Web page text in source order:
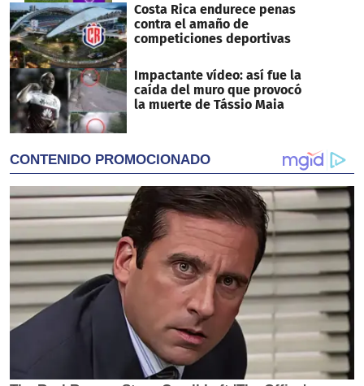
Costa Rica endurece penas
contra el amaño de
competiciones deportivas
Impactante vídeo: así fue la
caída del muro que provocó
la muerte de Tássio Maia